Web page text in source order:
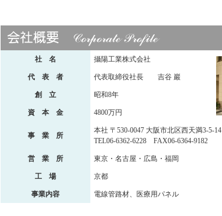
社 名 攝陽工業株式会社
代 表 者 代表取締役社長 吉谷 巖
創 立 昭和8年
資 本 金 4800万円
事 業 所
本社 〒530-0047 大阪市北区西天満3-5-14
TEL06-6362-6228 FAX06-6364-9182
営 業 所 東京・名古屋・広島・福岡
工 場 京都
事業内容 電線管路材、医療用パネル